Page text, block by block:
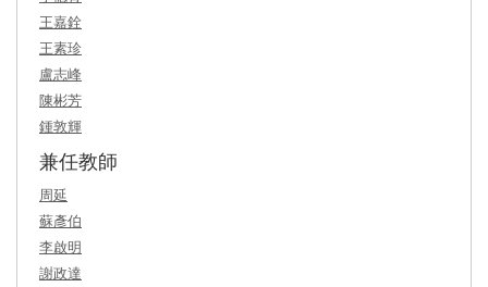
王嘉銓
王素珍
盧志峰
陳彬芳
鍾敦輝
兼任教師
周延
蘇彥伯
李啟明
謝政達